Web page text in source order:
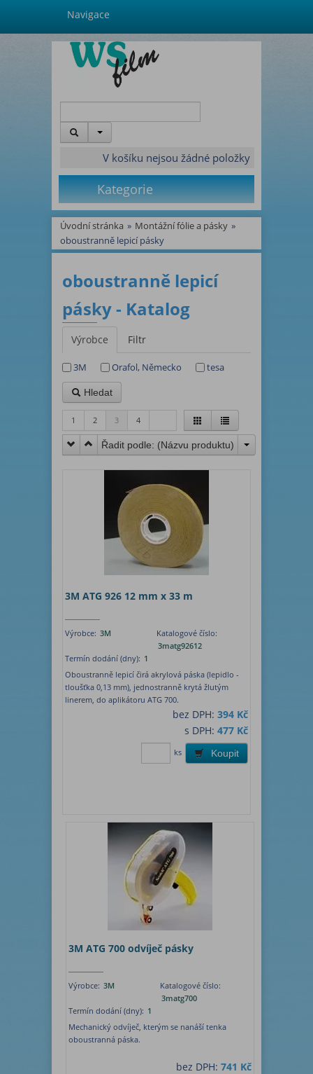
Navigace
V košíku nejsou žádné položky
Kategorie
Úvodní stránka » Montážní fólie a pásky »
oboustranně lepicí pásky
oboustranně lepicí
pásky - Katalog
Výrobce Filtr
3M Orafol, Německo tesa
Hledat
1 2 3 4
Řadit podle: (Názvu produktu)
3M ATG 926 12 mm x 33 m
Výrobce: 3M
Katalogové číslo:
3matg92612
Termín dodání (dny): 1
Oboustranně lepicí čirá akrylová páska (lepidlo -
tloušťka 0,13 mm), jednostranně krytá žlutým
linerem, do aplikátoru ATG 700.
bez DPH: 394 Kč
s DPH: 477 Kč
Koupit
ks
3M ATG 700 odvíječ pásky
Výrobce: 3M
Katalogové číslo:
3matg700
Termín dodání (dny): 1
Mechanický odvíječ, kterým se nanáší tenka
oboustranná páska.
bez DPH:741 Kč